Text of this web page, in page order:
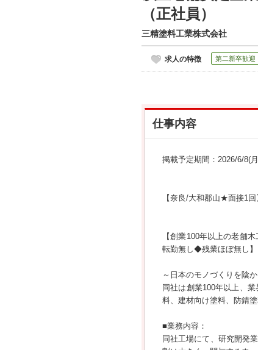
（正社員）
三精塗料工業株式会社
求人の特徴 第二新卒歓迎
仕事内容
掲載予定期間：2026/6/8(
【奈良/大和郡山★面接1
【創業100年以上の老舗
転勤無し◆残業ほぼ無し】
～日本のモノづくりを陰
同社は創業100年以上、
料、建材向け塗料、防錆
■業務内容：
同社工場にて、研究開発